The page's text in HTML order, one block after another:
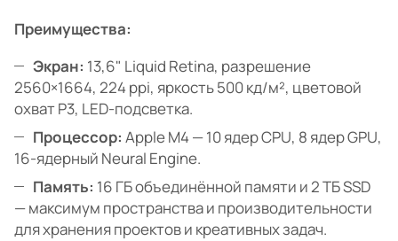
Преимущества:
Экран: 13,6" Liquid Retina, разрешение
2560×1664, 224 ppi, яркость 500 кд/м², цветовой
охват P3, LED-подсветка.
Процессор: Apple M4 — 10 ядер CPU, 8 ядер GPU,
16-ядерный Neural Engine.
Память: 16 ГБ объединённой памяти и 2 ТБ SSD
— максимум пространства и производительности
для хранения проектов и креативных задач.